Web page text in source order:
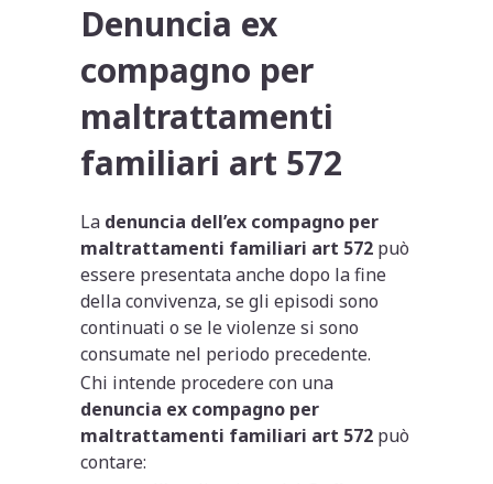
Denuncia ex
compagno per
maltrattamenti
familiari art 572
La denuncia dell’ex compagno per
maltrattamenti familiari art 572 può
essere presentata anche dopo la fine
della convivenza, se gli episodi sono
continuati o se le violenze si sono
consumate nel periodo precedente.
Chi intende procedere con una
denuncia ex compagno per
maltrattamenti familiari art 572 può
contare: